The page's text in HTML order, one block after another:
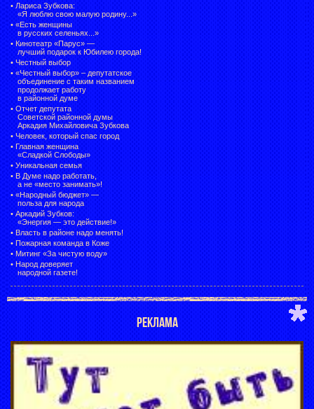
• Лариса Зубкова:
«Я люблю свою малую родину...»
• «Есть женщины
в русских селеньях...»
• Кинотеатр «Парус» —
лучший подарок к Юбилею города!
• Честный выбор
• «Честный выбор» – депутатское
объединение с таким названием
продолжает работу
в районной думе
• Отчет депутата
Советской районной думы
Аркадия Михайловича Зубкова
• Человек, который спас город
• Главная женщина
«Сладкой Слободы»
• Уникальная семья
• В Думе надо работать,
а не «место занимать»!
• «Народный бюджет» —
польза для народа
• Аркадий Зубков:
«Энергия — это действие!»
• Власть в районе надо менять!
• Пожарная команда в Коже
• Митинг «За чистую воду»
• Народ доверяет
народной газете!
РЕКЛАМА